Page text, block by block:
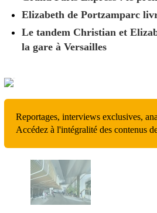
Elizabeth de Portzamparc
Le tandem Christian et
la gare à Versailles
Reportages, interviews exclusives,
Accédez à l'intégralité des contenus